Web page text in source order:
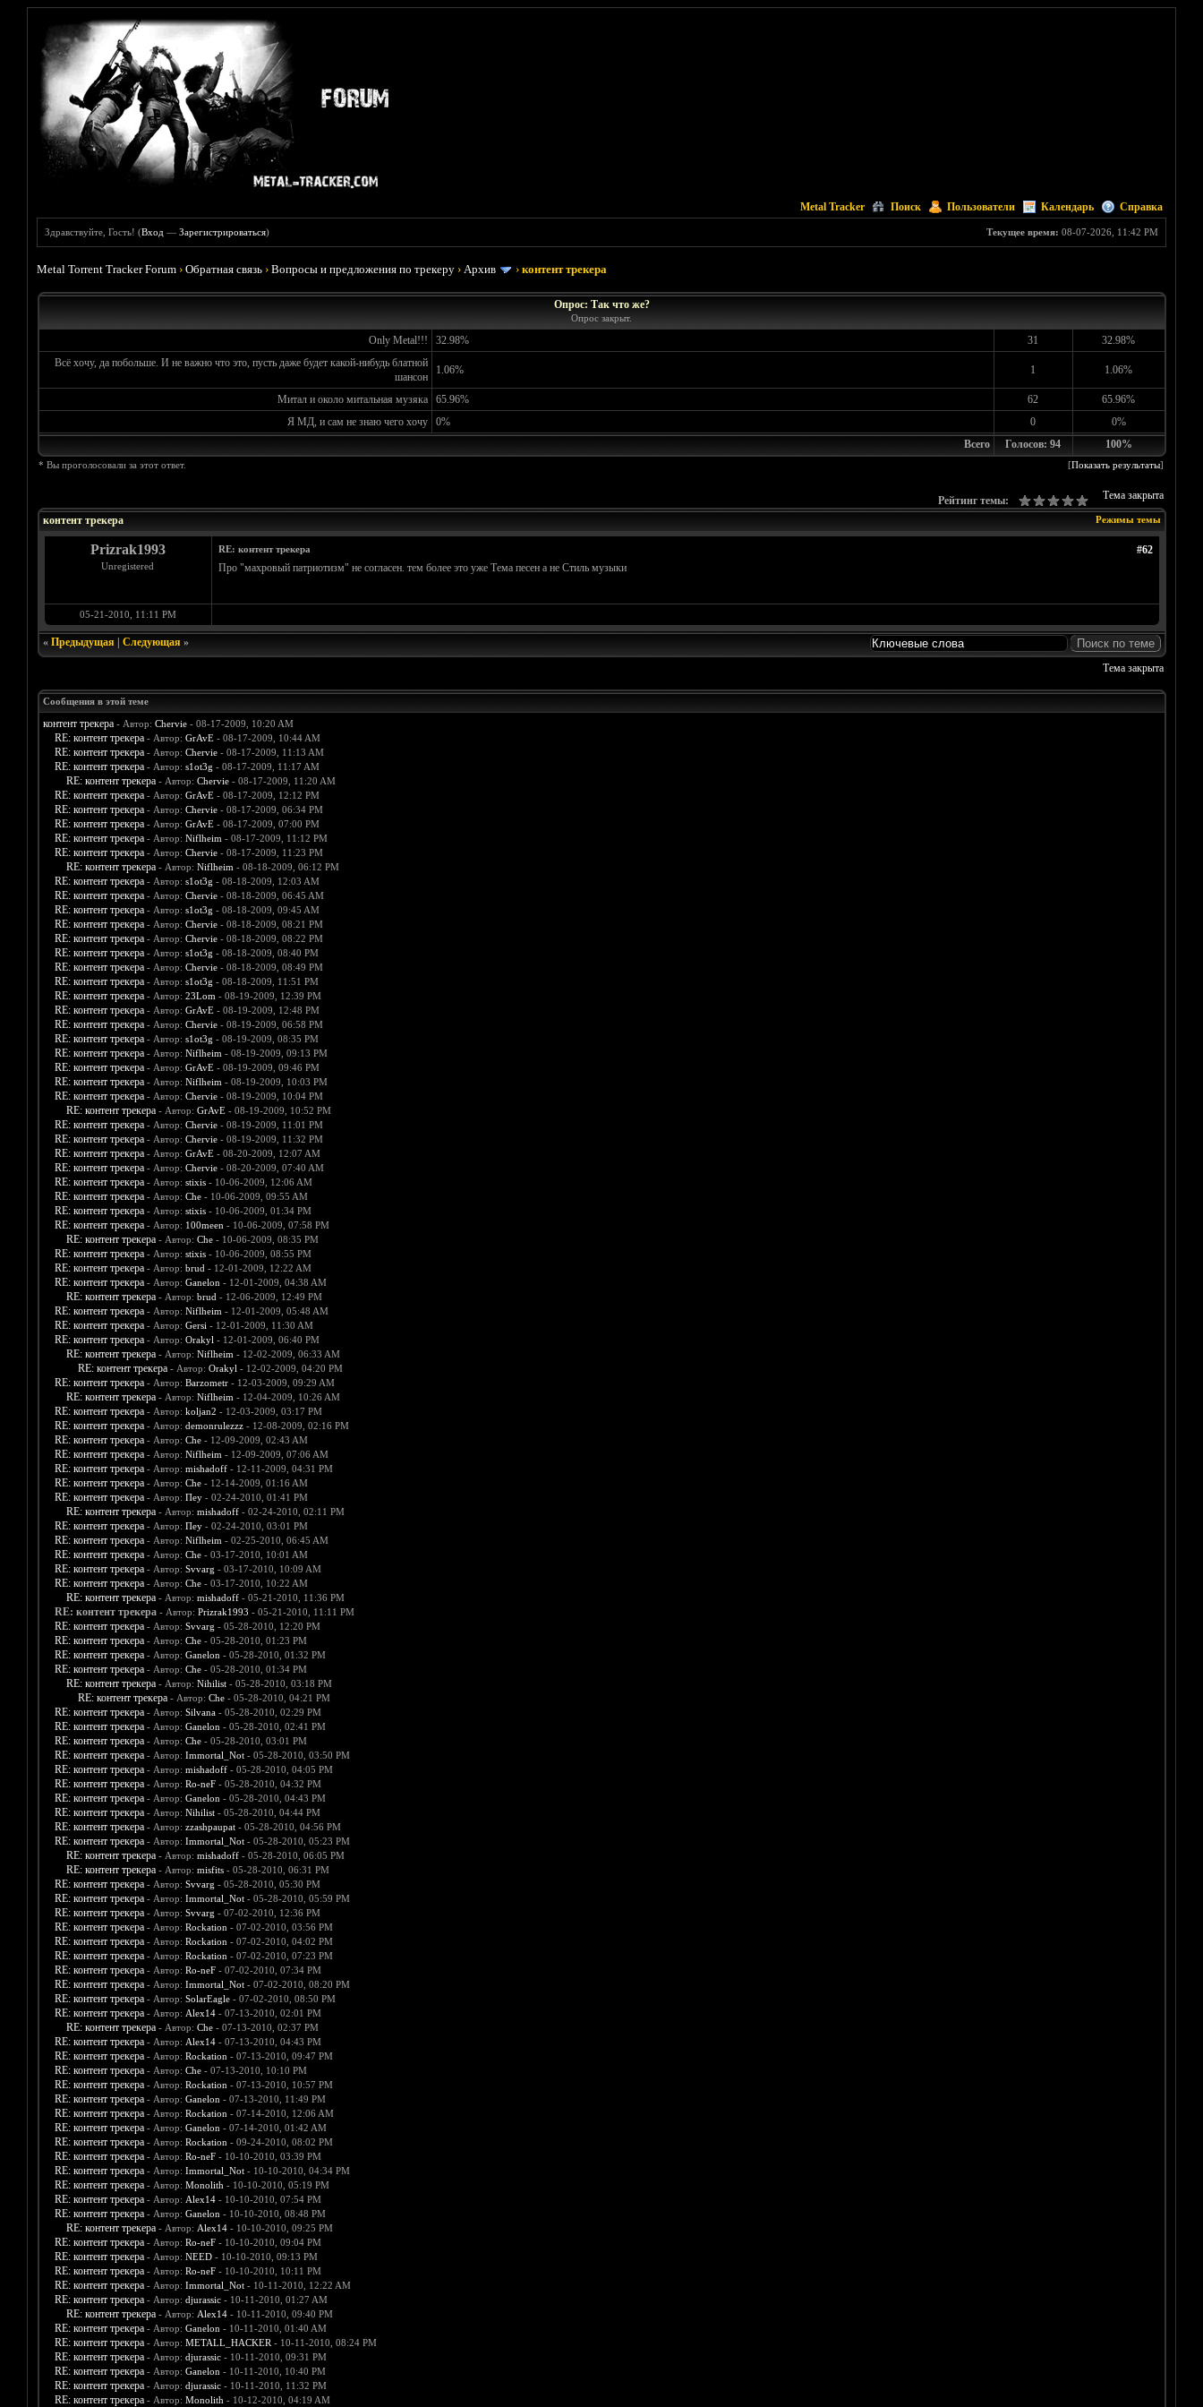
Metal Tracker Поиск Пользователи Календарь Справка
Текущее время: 08-07-2026, 11:42 PM
Здравствуйте, Гость! (Вход —Зарегистрироваться)
Metal Torrent Tracker Forum ›Обратная связь ›Вопросы и предложения по трекеру ›Архив ›контент трекера
Опрос: Так что же?
Опрос закрыт.
Only Metal!!! 32.98% 31
32.98%
Всё хочу, да побольше. И не важно что это, пусть даже будет какой-нибудь блатной
шансон
1.06% 1 1.06%
Митал и около митальная музяка 65.96% 62
65.96%
Я МД, и сам не знаю чего хочу
0% 0
0%
Всего
Голосов: 94 100%
* Вы проголосовали за этот ответ. [Показать результаты]
Тема закрыта
Рейтинг темы:
Режимы темы
контент трекера
Prizrak1993
Unregistered
#62
RE: контент трекера
Про "махровый патриотизм" не согласен. тем более это уже Тема песен а не Стиль музыки
05-21-2010, 11:11 PM
« Предыдущая| Следующая»
Тема закрыта
Сообщения в этой теме
контент трекера - Автор: Chervie- 08-17-2009, 10:20 AM
RE: контент трекера - Автор: GrAvE- 08-17-2009, 10:44 AM
RE: контент трекера - Автор: Chervie- 08-17-2009, 11:13 AM
RE: контент трекера - Автор: s1ot3g - 08-17-2009, 11:17 AM
RE: контент трекера - Автор: Chervie- 08-17-2009, 11:20 AM
RE: контент трекера - Автор: GrAvE- 08-17-2009, 12:12 PM
RE: контент трекера - Автор: Chervie- 08-17-2009, 06:34 PM
RE: контент трекера - Автор: GrAvE- 08-17-2009, 07:00 PM
RE: контент трекера - Автор: Niflheim - 08-17-2009, 11:12 PM
RE: контент трекера - Автор: Chervie- 08-17-2009, 11:23 PM
RE: контент трекера - Автор: Niflheim - 08-18-2009, 06:12 PM
RE: контент трекера - Автор: s1ot3g - 08-18-2009, 12:03 AM
RE: контент трекера - Автор: Chervie- 08-18-2009, 06:45 AM
RE: контент трекера - Автор: s1ot3g - 08-18-2009, 09:45 AM
RE: контент трекера - Автор: Chervie- 08-18-2009, 08:21 PM
RE: контент трекера - Автор: Chervie- 08-18-2009, 08:22 PM
RE: контент трекера - Автор: s1ot3g - 08-18-2009, 08:40 PM
RE: контент трекера - Автор: Chervie- 08-18-2009, 08:49 PM
RE: контент трекера - Автор: s1ot3g - 08-18-2009, 11:51 PM
RE: контент трекера - Автор: 23Lom - 08-19-2009, 12:39 PM
RE: контент трекера - Автор: GrAvE- 08-19-2009, 12:48 PM
RE: контент трекера - Автор: Chervie- 08-19-2009, 06:58 PM
RE: контент трекера - Автор: s1ot3g - 08-19-2009, 08:35 PM
RE: контент трекера - Автор: Niflheim - 08-19-2009, 09:13 PM
RE: контент трекера - Автор: GrAvE- 08-19-2009, 09:46 PM
RE: контент трекера - Автор: Niflheim - 08-19-2009, 10:03 PM
RE: контент трекера - Автор: Chervie- 08-19-2009, 10:04 PM
RE: контент трекера - Автор: GrAvE- 08-19-2009, 10:52 PM
RE: контент трекера - Автор: Chervie- 08-19-2009, 11:01 PM
RE: контент трекера - Автор: Chervie- 08-19-2009, 11:32 PM
RE: контент трекера - Автор: GrAvE- 08-20-2009, 12:07 AM
RE: контент трекера - Автор: Chervie- 08-20-2009, 07:40 AM
RE: контент трекера - Автор: stixis- 10-06-2009, 12:06 AM
RE: контент трекера - Автор: Che- 10-06-2009, 09:55 AM
RE: контент трекера - Автор: stixis- 10-06-2009, 01:34 PM
RE: контент трекера - Автор: 100meen - 10-06-2009, 07:58 PM
RE: контент трекера - Автор: Che- 10-06-2009, 08:35 PM
RE: контент трекера - Автор: stixis- 10-06-2009, 08:55 PM
RE: контент трекера - Автор: brud - 12-01-2009, 12:22 AM
RE: контент трекера - Автор: Ganelon - 12-01-2009, 04:38 AM
RE: контент трекера - Автор: brud - 12-06-2009, 12:49 PM
RE: контент трекера - Автор: Niflheim - 12-01-2009, 05:48 AM
RE: контент трекера - Автор: Gersi - 12-01-2009, 11:30 AM
RE: контент трекера - Автор: Orakyl - 12-01-2009, 06:40 PM
RE: контент трекера - Автор: Niflheim - 12-02-2009, 06:33 AM
RE: контент трекера - Автор: Orakyl - 12-02-2009, 04:20 PM
RE: контент трекера - Автор: Barzometr- 12-03-2009, 09:29 AM
RE: контент трекера - Автор: Niflheim - 12-04-2009, 10:26 AM
RE: контент трекера - Автор: koljan2 - 12-03-2009, 03:17 PM
RE: контент трекера - Автор: demonrulezzz- 12-08-2009, 02:16 PM
RE: контент трекера - Автор: Che- 12-09-2009, 02:43 AM
RE: контент трекера - Автор: Niflheim - 12-09-2009, 07:06 AM
RE: контент трекера - Автор: mishadoff- 12-11-2009, 04:31 PM
RE: контент трекера - Автор: Che- 12-14-2009, 01:16 AM
RE: контент трекера - Автор: Пеу- 02-24-2010, 01:41 PM
RE: контент трекера - Автор: mishadoff- 02-24-2010, 02:11 PM
RE: контент трекера - Автор: Пеу- 02-24-2010, 03:01 PM
RE: контент трекера - Автор: Niflheim - 02-25-2010, 06:45 AM
RE: контент трекера - Автор: Che- 03-17-2010, 10:01 AM
RE: контент трекера - Автор: Svvarg - 03-17-2010, 10:09 AM
RE: контент трекера - Автор: Che- 03-17-2010, 10:22 AM
RE: контент трекера - Автор: mishadoff- 05-21-2010, 11:36 PM
RE: контент трекера - Автор: Prizrak1993 - 05-21-2010, 11:11 PM
RE: контент трекера - Автор: Svvarg - 05-28-2010, 12:20 PM
RE: контент трекера - Автор: Che- 05-28-2010, 01:23 PM
RE: контент трекера - Автор: Ganelon - 05-28-2010, 01:32 PM
RE: контент трекера - Автор: Che- 05-28-2010, 01:34 PM
RE: контент трекера - Автор: Nihilist- 05-28-2010, 03:18 PM
RE: контент трекера - Автор: Che- 05-28-2010, 04:21 PM
RE: контент трекера - Автор: Silvana- 05-28-2010, 02:29 PM
RE: контент трекера - Автор: Ganelon - 05-28-2010, 02:41 PM
RE: контент трекера - Автор: Che- 05-28-2010, 03:01 PM
RE: контент трекера - Автор: Immortal_Not- 05-28-2010, 03:50 PM
RE: контент трекера - Автор: mishadoff- 05-28-2010, 04:05 PM
RE: контент трекера - Автор: Ro-neF- 05-28-2010, 04:32 PM
RE: контент трекера - Автор: Ganelon - 05-28-2010, 04:43 PM
RE: контент трекера - Автор: Nihilist- 05-28-2010, 04:44 PM
RE: контент трекера - Автор: zzashpaupat- 05-28-2010, 04:56 PM
RE: контент трекера - Автор: Immortal_Not- 05-28-2010, 05:23 PM
RE: контент трекера - Автор: mishadoff- 05-28-2010, 06:05 PM
RE: контент трекера - Автор: misfits- 05-28-2010, 06:31 PM
RE: контент трекера - Автор: Svvarg - 05-28-2010, 05:30 PM
RE: контент трекера - Автор: Immortal_Not- 05-28-2010, 05:59 PM
RE: контент трекера - Автор: Svvarg - 07-02-2010, 12:36 PM
RE: контент трекера - Автор: Rockation - 07-02-2010, 03:56 PM
RE: контент трекера - Автор: Rockation - 07-02-2010, 04:02 PM
RE: контент трекера - Автор: Rockation - 07-02-2010, 07:23 PM
RE: контент трекера - Автор: Ro-neF- 07-02-2010, 07:34 PM
RE: контент трекера - Автор: Immortal_Not- 07-02-2010, 08:20 PM
RE: контент трекера - Автор: SolarEagle- 07-02-2010, 08:50 PM
RE: контент трекера - Автор: Alex14- 07-13-2010, 02:01 PM
RE: контент трекера - Автор: Che- 07-13-2010, 02:37 PM
RE: контент трекера - Автор: Alex14- 07-13-2010, 04:43 PM
RE: контент трекера - Автор: Rockation - 07-13-2010, 09:47 PM
RE: контент трекера - Автор: Che- 07-13-2010, 10:10 PM
RE: контент трекера - Автор: Rockation - 07-13-2010, 10:57 PM
RE: контент трекера - Автор: Ganelon - 07-13-2010, 11:49 PM
RE: контент трекера - Автор: Rockation - 07-14-2010, 12:06 AM
RE: контент трекера - Автор: Ganelon - 07-14-2010, 01:42 AM
RE: контент трекера - Автор: Rockation - 09-24-2010, 08:02 PM
RE: контент трекера - Автор: Ro-neF- 10-10-2010, 03:39 PM
RE: контент трекера - Автор: Immortal_Not- 10-10-2010, 04:34 PM
RE: контент трекера - Автор: Monolith - 10-10-2010, 05:19 PM
RE: контент трекера - Автор: Alex14- 10-10-2010, 07:54 PM
RE: контент трекера - Автор: Ganelon - 10-10-2010, 08:48 PM
RE: контент трекера - Автор: Alex14- 10-10-2010, 09:25 PM
RE: контент трекера - Автор: Ro-neF- 10-10-2010, 09:04 PM
RE: контент трекера - Автор: NEED- 10-10-2010, 09:13 PM
RE: контент трекера - Автор: Ro-neF- 10-10-2010, 10:11 PM
RE: контент трекера - Автор: Immortal_Not- 10-11-2010, 12:22 AM
RE: контент трекера - Автор: djurassic- 10-11-2010, 01:27 AM
RE: контент трекера - Автор: Alex14- 10-11-2010, 09:40 PM
RE: контент трекера - Автор: Ganelon - 10-11-2010, 01:40 AM
RE: контент трекера - Автор: METALL_HACKER - 10-11-2010, 08:24 PM
RE: контент трекера - Автор: djurassic- 10-11-2010, 09:31 PM
RE: контент трекера - Автор: Ganelon - 10-11-2010, 10:40 PM
RE: контент трекера - Автор: djurassic- 10-11-2010, 11:32 PM
RE: контент трекера - Автор: Monolith - 10-12-2010, 04:19 AM